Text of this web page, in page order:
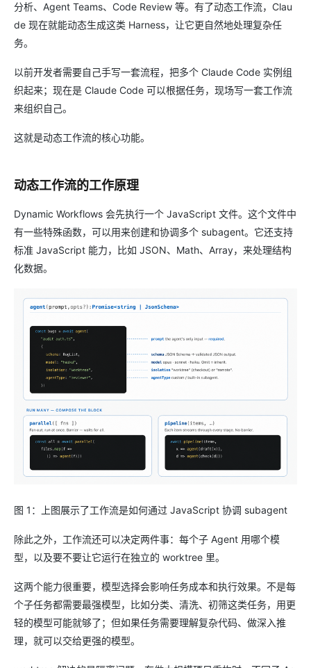
分析、Agent Teams、Code Review 等。有了动态工作流，Clau
de 现在就能动态生成这类 Harness，让它更自然地处理复杂任
务。
以前开发者需要自己手写一套流程，把多个 Claude Code 实例组
织起来；现在是 Claude Code 可以根据任务，现场写一套工作流
来组织自己。
这就是动态工作流的核心功能。
动态工作流的工作原理
Dynamic Workflows 会先执行一个 JavaScript 文件。这个文件中
有一些特殊函数，可以用来创建和协调多个 subagent。它还支持
标准 JavaScript 能力，比如 JSON、Math、Array，来处理结构
化数据。
图 1：上图展示了工作流是如何通过 JavaScript 协调 subagent
除此之外，工作流还可以决定两件事：每个子 Agent 用哪个模
型，以及要不要让它运行在独立的 worktree 里。
这两个能力很重要，模型选择会影响任务成本和执行效果。不是每
个子任务都需要最强模型，比如分类、清洗、初筛这类任务，用更
轻的模型可能就够了；但如果任务需要理解复杂代码、做深入推
理，就可以交给更强的模型。